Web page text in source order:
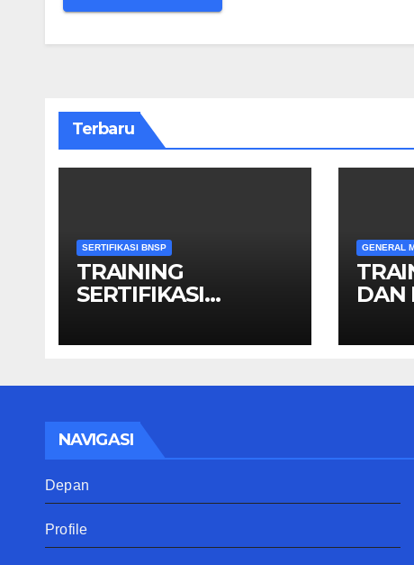
Terbaru
SERTIFIKASI BNSP
TRAINING
SERTIFIKASI
GENERAL
DAN
NAVIGASI
Depan
Profile